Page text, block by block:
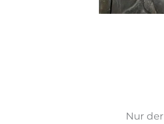
Nur